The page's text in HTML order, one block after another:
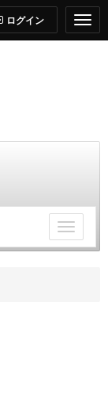
ログイン
チ
ー